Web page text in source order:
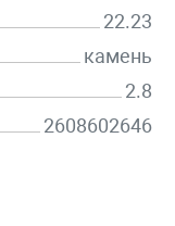
22.23
камень
2.8
2608602646